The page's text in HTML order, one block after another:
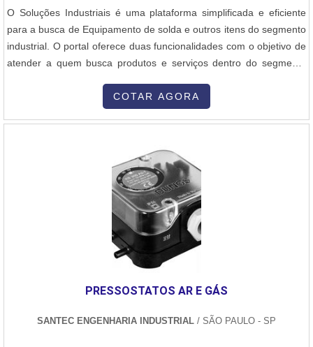
pensamos em uma empresa que entrega confiança e serviços de
qualidade. Alguns desses motivos são: Equipe multidisciplinar de
consultores associados; Profissionais com vasta experiência na
área de atuação; Equipe de alta qualidade; Escritório de alta
com materiais sofisticados; Equipamentos de última
geração.QUALIDADES E PONTOS FORTES DA
EMPRESASomente na M M e Manutenção e Montagem existe o
encontrar uma grande variedade no portfólio como secadores de
grãos e reforma de concha de carregadeira.É conhecida por ser
uma empresa comprometida com seus serviços e uma empresa
altamente qualificada, características possíveis pelo fato de a
empresa ter escritório de alta qualidade onde são realizadas as
atividades e biblioteca técnica de apoio. Esses fatores, somados a
um time com equipe multidisciplinar de consultores associados e
O Soluções Industriais é uma plataforma simplificada e eficiente
para a busca de Equipamento de solda e outros itens do segmento
industrial. O portal oferece duas funcionalidades com o objetivo de
atender a quem busca produtos e serviços dentro do segmento
produtos e serviços de forma centralizada e ágil. A plataforma
COTAR AGORA
PRESSOSTATOS AR E GÁS
SANTEC ENGENHARIA INDUSTRIAL / SÃO PAULO - SP